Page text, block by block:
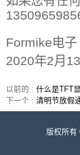
Formike电子
2020年2月
以前的 : 什么是TFT
下一个 : 清明节放假
版权所有